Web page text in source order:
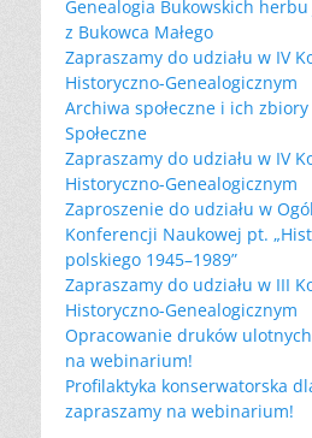
Genealogia Bukowskich herbu
z Bukowca Małego
Zapraszamy do udziału w IV
Historyczno-Genealogicznym
Archiwa społeczne i ich
Społeczne
Zapraszamy do udziału w IV
Historyczno-Genealogicznym
Zaproszenie do udziału w
Konferencji Naukowej pt.
polskiego 1945–1989”
Zapraszamy do udziału w III
Historyczno-Genealogicznym
Opracowanie druków
na webinarium!
Profilaktyka konserwatorska
zapraszamy na webinarium!